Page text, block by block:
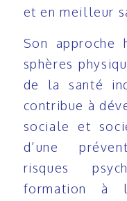
et en meilleur
Son approche
sphères
de la santé
contribue à
sociale et
d’une
risques
formation à